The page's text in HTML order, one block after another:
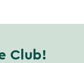
Club!